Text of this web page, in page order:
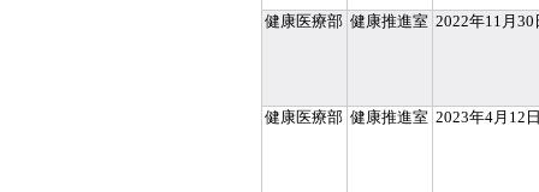
健康医療部 健康推進室 2022年11月30
健康医療部 健康推進室 2023年4月12